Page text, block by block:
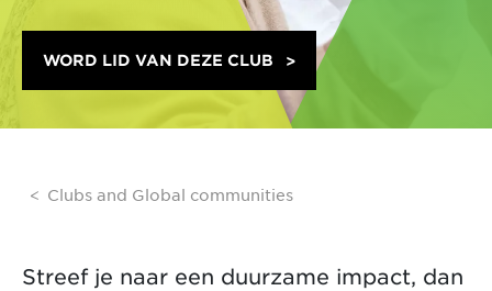
WORD LID VAN DEZE CLUB
Clubs and Global communities
Streef je naar een duurzame impact, dan